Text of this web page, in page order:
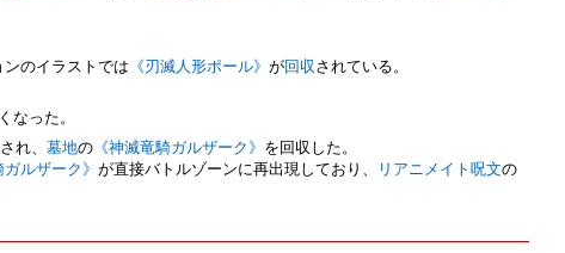
のイラストでは 《刃滅人形ポール》 が回収されている。
なった。
れ、 墓地の《神滅竜騎ガルザーク》 を回収した。
ガルザーク》 が直接バトルゾーンに再出現しており、 リアニメイト 呪文の